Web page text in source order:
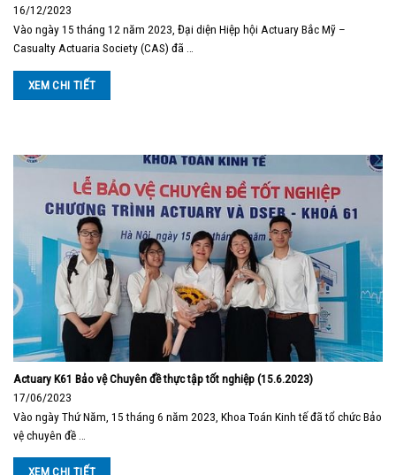
16/12/2023
Vào ngày 15 tháng 12 năm 2023, Đại diện Hiệp hội Actuary Bắc Mỹ –
Casualty Actuaria Society (CAS) đã …
XEM CHI TIẾT
Actuary K61 Bảo vệ Chuyên đề thực tập tốt nghiệp (15.6.2023)
17/06/2023
Vào ngày Thứ Năm, 15 tháng 6 năm 2023, Khoa Toán Kinh tế đã tổ chức Bảo
vệ chuyên đề …
XEM CHI TIẾT